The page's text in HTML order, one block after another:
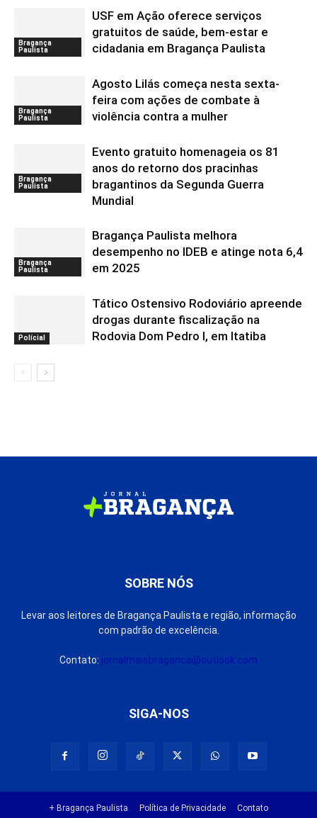
Bragança
Paulista
USF em Ação oferece serviços
gratuitos de saúde, bem-estar e
cidadania em Bragança Paulista
Bragança
Paulista
Agosto Lilás começa nesta sexta-
feira com ações de combate à
violência contra a mulher
Bragança
Paulista
Evento gratuito homenageia os 81
anos do retorno dos pracinhas
bragantinos da Segunda Guerra
Mundial
Bragança
Paulista
Bragança Paulista melhora
desempenho no IDEB e atinge nota 6,4
em 2025
Polícial
Tático Ostensivo Rodoviário apreende
drogas durante fiscalização na
Rodovia Dom Pedro I, em Itatiba
SOBRE NÓS
Levar aos leitores de Bragança Paulista e região, informação
com padrão de excelência.
Contato: jornalmaisbraganca@outlook.com
SIGA-NOS
+ Bragança Paulista Política de Privacidade Contato